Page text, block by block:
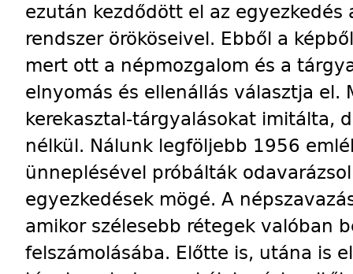
ezután kezdődött el az
rendszer örököseivel. Ebből a
mert ott a népmozgalom és a
elnyomás és ellenállás választja el.
kerekasztal-tárgyalásokat imitálta,
nélkül. Nálunk legföljebb 1956
ünneplésével próbálták
egyezkedések mögé. A
amikor szélesebb rétegek valóban
felszámolásába. Előtte is, utána is